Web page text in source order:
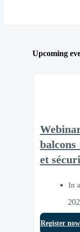
Upcoming
balcons
et
In
Register now